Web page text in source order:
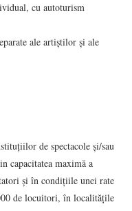
cu autoturism
ale artiștilor și ale
de spectacole și/sau
capacitatea maximă a
și în condițiile unei rate
de locuitori, în localitățile